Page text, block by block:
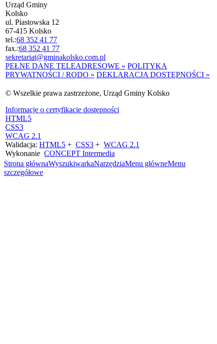
Urząd Gminy
Kolsko
ul. Piastowska 12
67-415 Kolsko
tel.:68 352 41 77
fax.:68 352 41 77
sekretariat@gminakolsko.com.pl
PEŁNE DANE TELEADRESOWE » POLITYKA
PRYWATNOŚCI / RODO » DEKLARACJA DOSTĘPNOŚCI »
© Wszelkie prawa zastrzeżone, Urząd Gminy Kolsko
Informacje o certyfikacie dostępności
HTML5
CSS3
WCAG 2.1
Walidacja: HTML5 + CSS3 + WCAG 2.1
Wykonanie CONCEPT Intermedia
Strona głównaWyszukiwarkaNarzędziaMenu główneMenu
szczegółowe